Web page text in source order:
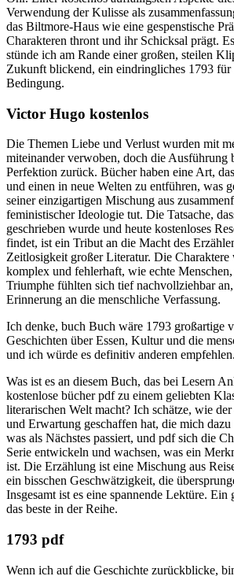
Verwendung der Kulisse als
das Biltmore-Haus wie eine gespenstische
Charakteren thront und ihr Schicksal prägt.
stünde ich am Rande einer großen, steilen
Zukunft blickend, ein eindringliches 1793 für
Bedingung.
Victor Hugo kostenlos
Die Themen Liebe und Verlust wurden mit
miteinander verwoben, doch die Ausführung
Perfektion zurück. Bücher haben eine Art,
und einen in neue Welten zu entführen, was
seiner einzigartigen Mischung aus
feministischer Ideologie tut. Die Tatsache,
geschrieben wurde und heute kostenloses
findet, ist ein Tribut an die Macht des
Zeitlosigkeit großer Literatur. Die Charaktere
komplex und fehlerhaft, wie echte
Triumphe fühlten sich tief nachvollziehbar
Erinnerung an die menschliche Verfassung.
Ich denke, buch Buch wäre 1793 großartige
Geschichten über Essen, Kultur und die
und ich würde es definitiv anderen empfehlen.
Was ist es an diesem Buch, das bei Lesern
kostenlose bücher pdf zu einem geliebten
literarischen Welt macht? Ich schätze, wie
und Erwartung geschaffen hat, die mich
was als Nächstes passiert, und pdf sich die
Serie entwickeln und wachsen, was ein
ist. Die Erzählung ist eine Mischung aus
ein bisschen Geschwätzigkeit, die
Insgesamt ist es eine spannende Lektüre. Ein
das beste in der Reihe.
1793 pdf
Wenn ich auf die Geschichte zurückblicke,